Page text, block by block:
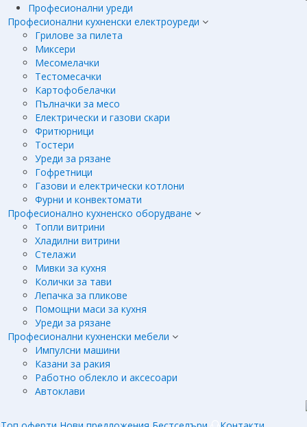
Професионални уреди
Професионални кухненски електроуреди
Грилове за пилета
Миксери
Месомелачки
Тестомесачки
Картофобелачки
Пълначки за месо
Електрически и газови скари
Фритюрници
Тостери
Уреди за рязане
Гофретници
Газови и електрически котлони
Фурни и конвектомати
Професионално кухненско оборудване
Топли витрини
Хладилни витрини
Стелажи
Мивки за кухня
Колички за тави
Лепачка за пликове
Помощни маси за кухня
Уреди за рязане
Професионални кухненски мебели
Импулсни машини
Казани за ракия
Работно облекло и аксесоари
Автоклави